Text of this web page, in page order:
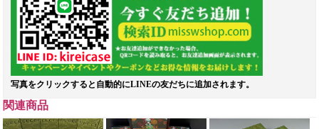
写真をクリックすると自動的にLINEの友だちに追加されます。
関連商品